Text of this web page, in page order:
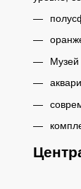
Музей